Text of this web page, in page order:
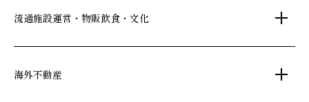
不動産オーナー様向け情報
コワーキングスペース
不動産信託
人材派遣・紹介
ビジネスホテル
府中・葛西・西葛西
日光温泉・川治温泉
シニア総合窓口
流通施設運営・物販飲食・文化
和風レストラン
海外不動産